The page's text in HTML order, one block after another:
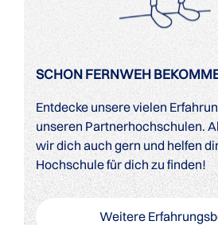
SCHON FERNWEH
Entdecke unsere vielen
unseren Partnerhochschulen.
wir dich auch gern und helfen
Hochschule für dich zu finden!
Weitere